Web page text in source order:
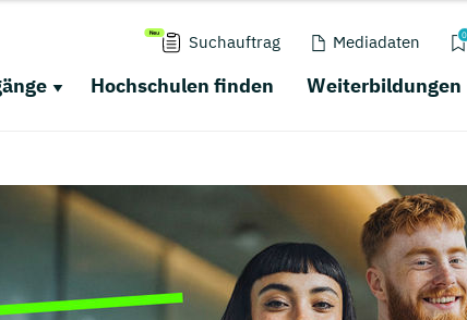
Suchauftrag Mediadaten 0
Hochschulen finden Weiterbildungen